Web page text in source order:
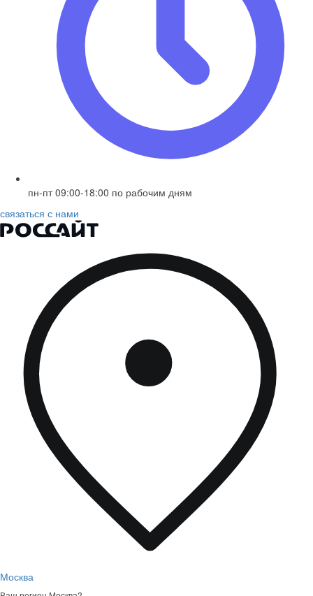
пн-пт 09:00-18:00 по рабочим дням
связаться с нами
Москва